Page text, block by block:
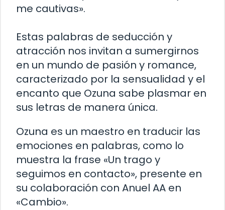
me cautivas».
Estas palabras de seducción y
atracción nos invitan a sumergirnos
en un mundo de pasión y romance,
caracterizado por la sensualidad y el
encanto que Ozuna sabe plasmar en
sus letras de manera única.
Ozuna es un maestro en traducir las
emociones en palabras, como lo
muestra la frase «Un trago y
seguimos en contacto», presente en
su colaboración con Anuel AA en
«Cambio».